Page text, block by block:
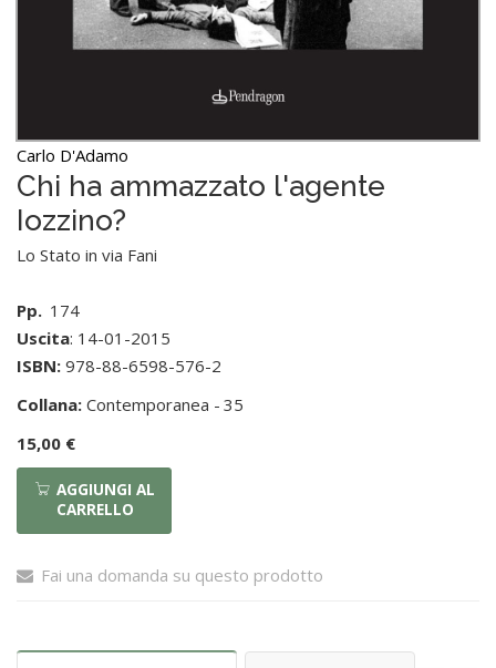
Carlo D'Adamo
Chi ha ammazzato l'agente
Iozzino?
Lo Stato in via Fani
Pp. 174
Uscita: 14-01-2015
ISBN: 978-88-6598-576-2
Collana: Contemporanea - 35
15,00 €
AGGIUNGI AL
CARRELLO
Fai una domanda su questo prodotto